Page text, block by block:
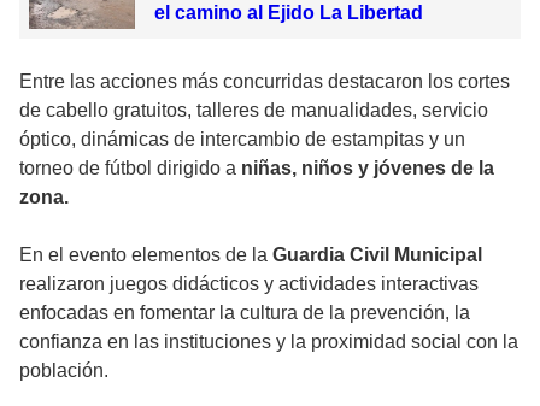
el camino al Ejido La Libertad
Entre las acciones más concurridas destacaron los cortes
de cabello gratuitos, talleres de manualidades, servicio
óptico, dinámicas de intercambio de estampitas y un
torneo de fútbol dirigido a niñas, niños y jóvenes de la
zona.
En el evento elementos de la Guardia Civil Municipal
realizaron juegos didácticos y actividades interactivas
enfocadas en fomentar la cultura de la prevención, la
confianza en las instituciones y la proximidad social con la
población.